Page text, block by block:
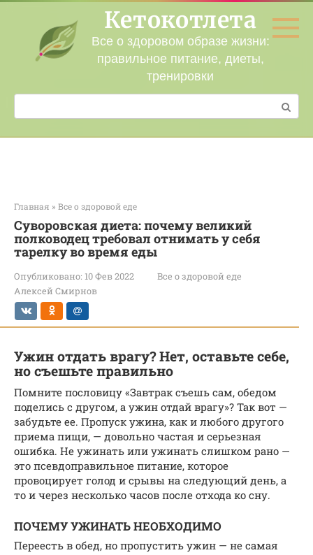
Перейти
контенту
Кетокотлета
Все о здоровом образе жизни:
правильное питание, диеты,
тренировки
Поиск:
Главная » Все о здоровой еде
Суворовская диета: почему великий
полководец требовал отнимать у себя
тарелку во время еды
Опубликовано: 10 Фев 2022
Все о здоровой еде
Алексей Смирнов
Ужин отдать врагу? Нет, оставьте себе,
но съешьте правильно
Помните пословицу «Завтрак съешь сам, обедом
поделись с другом, а ужин отдай врагу»? Так вот —
забудьте ее. Пропуск ужина, как и любого другого
приема пищи, — довольно частая и серьезная
ошибка. Не ужинать или ужинать слишком рано —
это псевдоправильное питание, которое
провоцирует голод и срывы на следующий день, а
то и через несколько часов после отхода ко сну.
ПОЧЕМУ УЖИНАТЬ НЕОБХОДИМО
Переесть в обед, но пропустить ужин — не самая